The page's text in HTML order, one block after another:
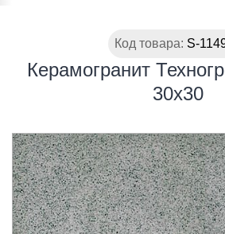
Код товара: S-
Керамогранит
30х30